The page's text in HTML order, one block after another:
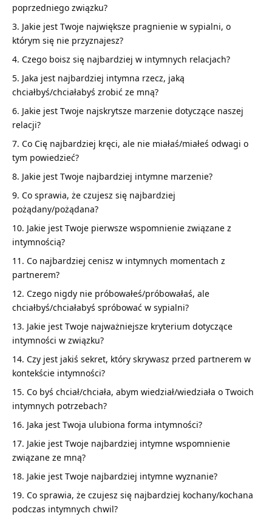
poprzedniego związku?
Jakie jest Twoje największe pragnienie w sypialni, o
którym się nie przyznajesz?
Czego boisz się najbardziej w intymnych relacjach?
Jaka jest najbardziej intymna rzecz, jaką
chciałbyś/chciałabyś zrobić ze mną?
Jakie jest Twoje najskrytsze marzenie dotyczące naszej
relacji?
Co Cię najbardziej kręci, ale nie miałaś/miałeś odwagi o
tym powiedzieć?
Jakie jest Twoje najbardziej intymne marzenie?
Co sprawia, że czujesz się najbardziej
pożądany/pożądana?
Jakie jest Twoje pierwsze wspomnienie związane z
intymnością?
Co najbardziej cenisz w intymnych momentach z
partnerem?
Czego nigdy nie próbowałeś/próbowałaś, ale
chciałbyś/chciałabyś spróbować w sypialni?
Jakie jest Twoje najważniejsze kryterium dotyczące
intymności w związku?
Czy jest jakiś sekret, który skrywasz przed partnerem w
kontekście intymności?
Co byś chciał/chciała, abym wiedział/wiedziała o Twoich
intymnych potrzebach?
Jaka jest Twoja ulubiona forma intymności?
Jakie jest Twoje najbardziej intymne wspomnienie
związane ze mną?
Jakie jest Twoje najbardziej intymne wyznanie?
Co sprawia, że czujesz się najbardziej kochany/kochana
podczas intymnych chwil?